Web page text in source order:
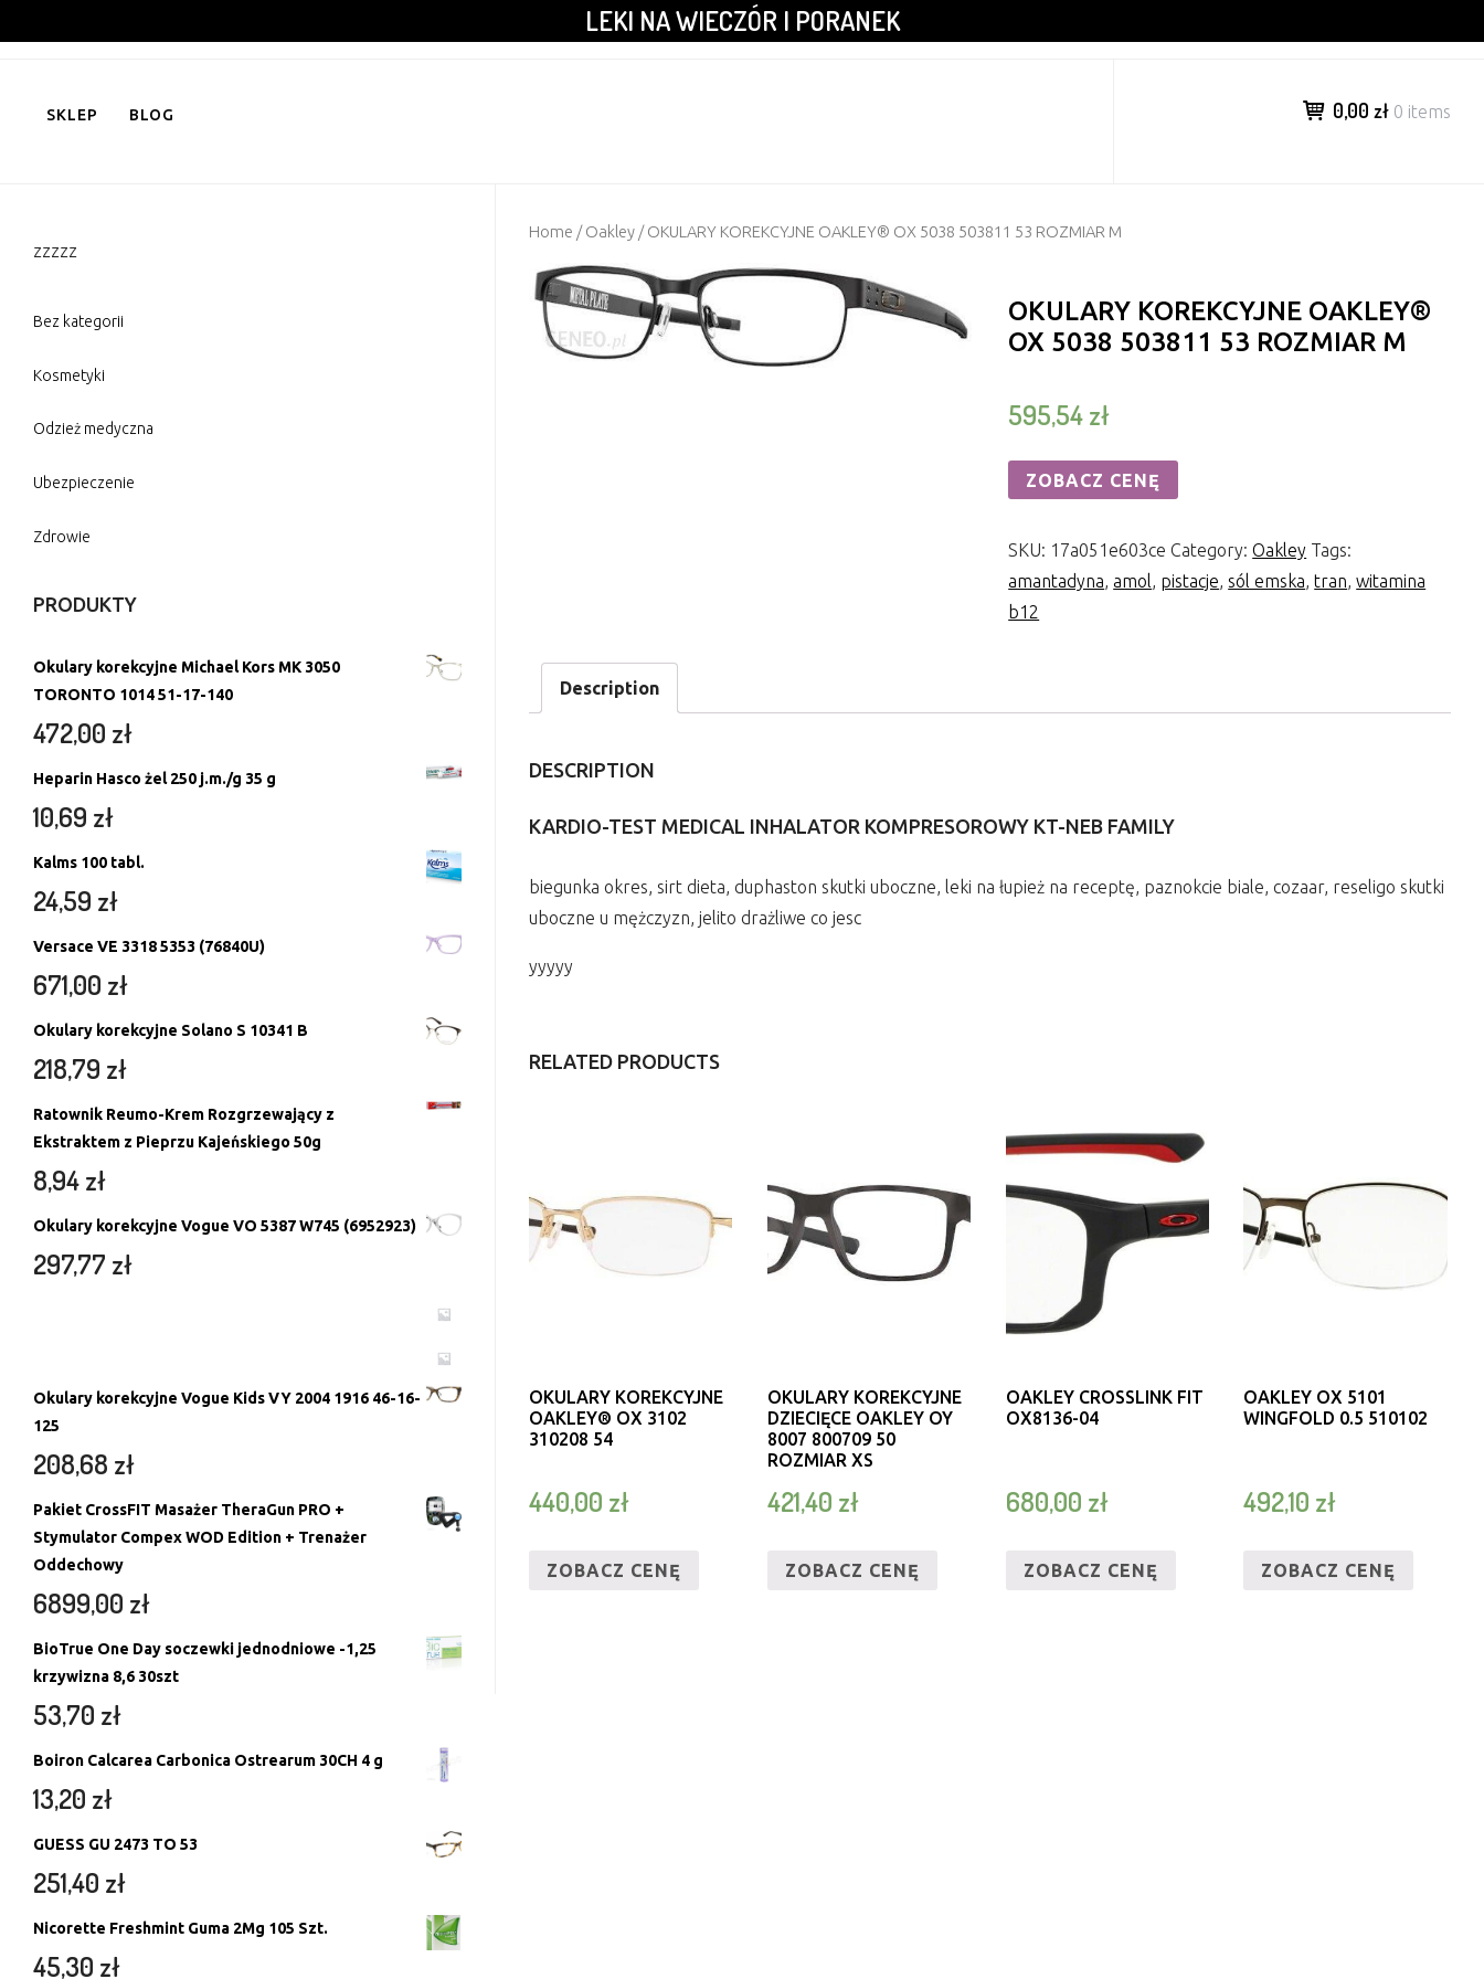
to
LEKI NA WIECZÓR I PORANEK
SKLEP BLOG 0,00 zł 0 items
Home /Oakley / OKULARY KOREKCYJNE OAKLEY® OX 5038 503811 53 ROZMIAR M
OKULARY KOREKCYJNE OAKLEY®
OX 5038 503811 53 ROZMIAR M
595,54zł
ZOBACZ CENĘ
SKU: 17a051e603ce Category:Oakley Tags:
amantadyna, amol, pistacje, sól emska,tran,witamina
b12
Description
DESCRIPTION
KARDIO-TEST MEDICAL INHALATOR KOMPRESOROWY KT-NEB FAMILY
biegunka okres, sirt dieta, duphaston skutki uboczne, leki na łupież na receptę, paznokcie biale, cozaar, reseligo skutki
uboczne u mężczyzn, jelito drażliwe co jesc
yyyyy
RELATED PRODUCTS
OKULARY KOREKCYJNE
OAKLEY® OX 3102
310208 54
440,00 zł
ZOBACZ CENĘ
OKULARY KOREKCYJNE
DZIECIĘCE OAKLEY OY
8007 800709 50
ROZMIAR XS
421,40 zł
ZOBACZ CENĘ
OAKLEY CROSSLINK FIT
OX8136-04
680,00 zł
ZOBACZ CENĘ
OAKLEY OX 5101
WINGFOLD 0.5 510102
492,10 zł
ZOBACZ CENĘ
zzzzz
Bez kategorii
Kosmetyki
Odzież medyczna
Ubezpieczenie
Zdrowie
PRODUKTY
Okulary korekcyjne Michael Kors MK 3050
TORONTO 1014 51-17-140
472,00 zł
Heparin Hasco żel 250 j.m./g 35 g
10,69 zł
Kalms 100 tabl.
24,59 zł
Versace VE 3318 5353 (76840U)
671,00 zł
Okulary korekcyjne Solano S 10341 B
218,79 zł
Ratownik Reumo-Krem Rozgrzewający z
Ekstraktem z Pieprzu Kajeńskiego 50g
8,94zł
Okulary korekcyjne Vogue VO 5387 W745 (6952923)
297,77 zł
Okulary korekcyjne Vogue Kids VY 2004 1916 46-16-
125
208,68 zł
Pakiet CrossFIT Masażer TheraGun PRO +
Stymulator Compex WOD Edition + Trenażer
Oddechowy
6899,00 zł
BioTrue One Day soczewki jednodniowe -1,25
krzywizna 8,6 30szt
53,70 zł
Boiron Calcarea Carbonica Ostrearum 30CH 4 g
13,20 zł
GUESS GU 2473 TO 53
251,40 zł
Nicorette Freshmint Guma 2Mg 105 Szt.
45,30 zł